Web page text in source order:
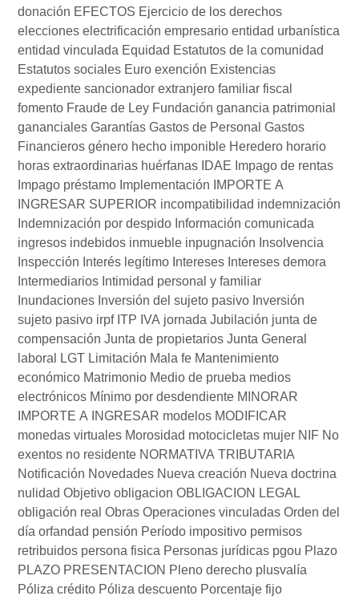
donación EFECTOS Ejercicio de los derechos
elecciones electrificación empresario entidad urbanística
entidad vinculada Equidad Estatutos de la comunidad
Estatutos sociales Euro exención Existencias
expediente sancionador extranjero familiar fiscal
fomento Fraude de Ley Fundación ganancia patrimonial
gananciales Garantías Gastos de Personal Gastos
Financieros género hecho imponible Heredero horario
horas extraordinarias huérfanas IDAE Impago de rentas
Impago préstamo Implementación
IMPORTE A
INGRESAR SUPERIOR incompatibilidad indemnización
Indemnización por despido Información comunicada
ingresos indebidos inmueble inpugnación Insolvencia
Inspección Interés legítimo Intereses Intereses demora
Intermediarios Intimidad personal y familiar
Inundaciones Inversión del sujeto pasivo Inversión
sujeto pasivo irpf ITP IVA jornada Jubilación junta de
compensación Junta de propietarios Junta General
laboral
LGT Limitación Mala fe Mantenimiento
económico Matrimonio Medio de prueba medios
electrónicos Mínimo por desdendiente MINORAR
IMPORTE A INGRESAR modelos MODIFICAR
monedas virtuales Morosidad motocicletas mujer NIF No
exentos no residente NORMATIVA TRIBUTARIA
Notificación Novedades Nueva creación Nueva doctrina
nulidad Objetivo obligacion OBLIGACION LEGAL
obligación real Obras Operaciones vinculadas Orden del
día orfandad pensión Período impositivo permisos
retribuidos persona fisica Personas jurídicas pgou Plazo
PLAZO PRESENTACION Pleno derecho plusvalía
Póliza crédito Póliza descuento Porcentaje fijo